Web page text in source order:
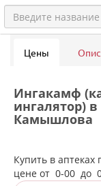
Цены
Ингакамф
ингалятор)
Камышлова
Купить в аптеках
цене от 0-00 до